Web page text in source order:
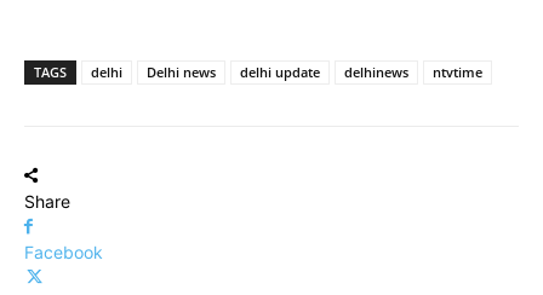
TAGS delhi Delhi news delhi update delhinews ntvtime
Share
Facebook